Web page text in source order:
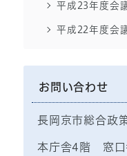
平成23年度会
平成22年度会
お問い合わせ
長岡京市総合政
本庁舎4階 窓口